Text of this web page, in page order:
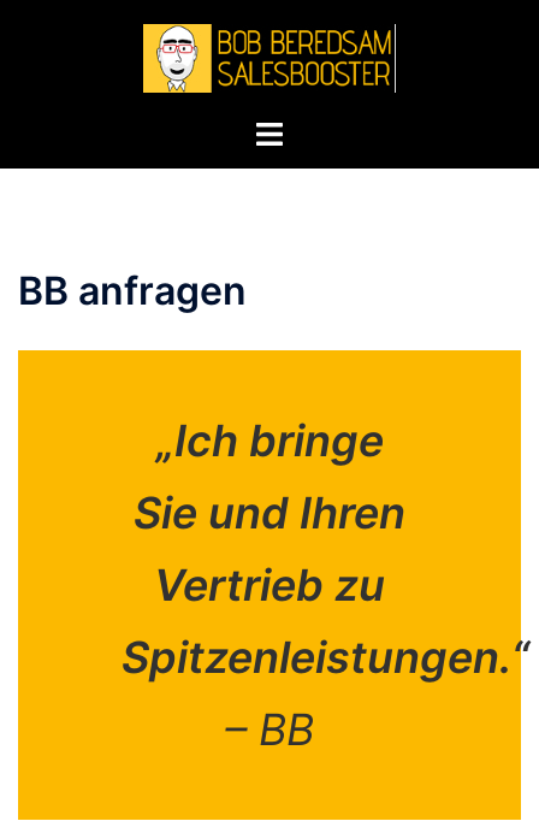
Toggle
BB anfragen
„Ich bringe
Sie und Ihren
Vertrieb zu
Spitzenleistungen.“
– BB